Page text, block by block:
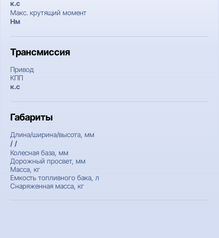
к.c
Макс. крутящий момент
Нм
Трансмиссия
Привод
КПП
к.c
Габариты
Длина/ширина/высота, мм
/ /
Колесная база, мм
Дорожный просвет, мм
Масса, кг
Емкость топливного бака, л
Снаряженная масса, кг